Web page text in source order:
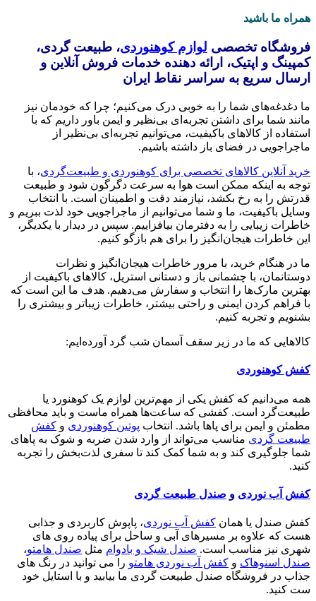
همراه ما باشید
فروشگاه تخصصی لوازم کوهنوردی، طبیعت گردی،
کمپینگ و اپتیک، ارائه دهنده خدمات فروش آنلاین و
ارسال سریع به سراسر نقاط ایران
ما دغدغه‌های شما را به خوبی درک می‌کنیم؛ چرا که خودمان نیز
مانند شما برای داشتن تجربه‌ای بی‌نظیر و ایمن باور داریم که با
استفاده از کالاهای باکیفیت، می‌توانیم تجربه‌ای بی‌نظیر از
ماجراجویی در فضای باز داشته باشیم.
خرید آنلاین کالاهای تخصصی برای کوهنوردی و طبیعت‌گردی، با
توجه به اینکه ممکن است هوا به سرعت دگرگون شود و طبیعت
قدرتش را به رخ بکشد، نیازمند دقت و اطمینان است. با انتخاب
وسایل باکیفیت، ما و شما می‌توانیم از ماجراجویی خود لذت ببریم و
خاطرات زیبایی را به دفترمان بیافزاییم. سپس در دیدار با یکدیگر،
این خاطرات هیجان‌انگیز را برای هم بازگو کنیم.
ما در هنگام خرید، با مرور خاطرات هیجان‌انگیز و نظرات
دوستانمان، با چشمانی باز و دستانی استریل، کالاهای باکیفیت از
بهترین مارک‌ها را انتخاب و سفارش می‌دهیم. هدف ما این است که
با فراهم کردن ایمنی و راحتی بیشتر، خاطرات زیباتر و بیشتری را
بشنویم و تجربه کنیم.
کالاهایی که ما در زیر سقف آسمان شب گرد آورده‌ایم:
کفش کوهنوردی
همه می‌دانیم که کفش یکی از مهم‌ترین لوازم یک کوهنورد یا
طبیعت‌گرد است. کفشی که ساعت‌ها همراه ماست و باید محافظی
مطمئن و ایمن برای پاها باشد. انتخاب پوتین کوهنوردی و کفش
طبیعت گردی مناسب می‌تواند از وارد شدن ضربه و شوک به پاهای
شما جلوگیری کند و به شما کمک کند تا سفری لذت‌بخش را تجربه
کنید.
کفش آب نوردی و صندل طبیعت گردی
کفش صندل یا همان کفش آب نوردی، پاپوش کاربردی و جذابی
هست که علاوه بر مسیرهای آبی و ساحل برای پیاده روی های
شهری نیز مناسب است. صندل شیک و بادوام مثل صندل هامتو،
صندل اسنوهاک و کفش آب نوردی هامتو را می توانید در رنگ های
جذاب در فروشگاه صندل طبیعت گردی ما بیابید و با استایل خود
ست کنید.